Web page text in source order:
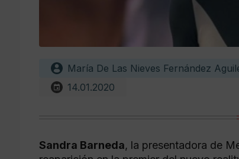
María De Las Nieves Fernández
14.01.2020
Sandra Barneda, la presentadora de